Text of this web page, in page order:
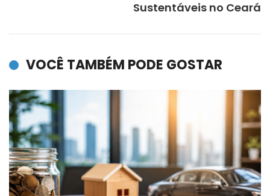
Sustentáveis no Ceará
VOCÊ TAMBÉM PODE GOSTAR